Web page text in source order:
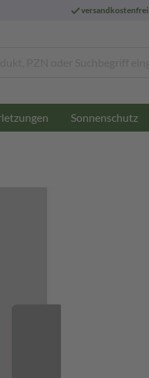
versandkostenfrei
Sonnenschutz